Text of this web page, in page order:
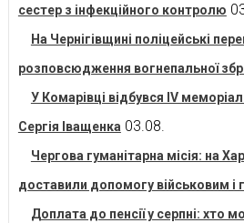
сестер з інфекційного контролю
На Чернігівщині поліцейські
розповсюдження вогнепальної
У Комарівці відбувся IV
Сергія Іващенка 03.08.
Чергова гуманітарна місія: на
доставили допомогу військовим і
Доплата до пенсії у серпні: хто